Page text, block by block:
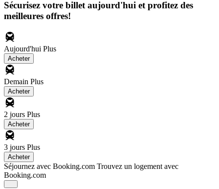
Sécurisez votre billet aujourd'hui et profitez des
meilleures offres!
Aujourd'hui Plus
Acheter
Demain Plus
Acheter
2 jours Plus
Acheter
3 jours Plus
Acheter
Séjournez avec Booking.com Trouvez un logement avec
Booking.com